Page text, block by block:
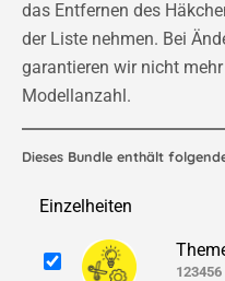
das Entfernen des
der Liste nehmen. Bei
garantieren wir nicht
Modellanzahl.
Dieses Bundle enthält
Einzelheiten
123456